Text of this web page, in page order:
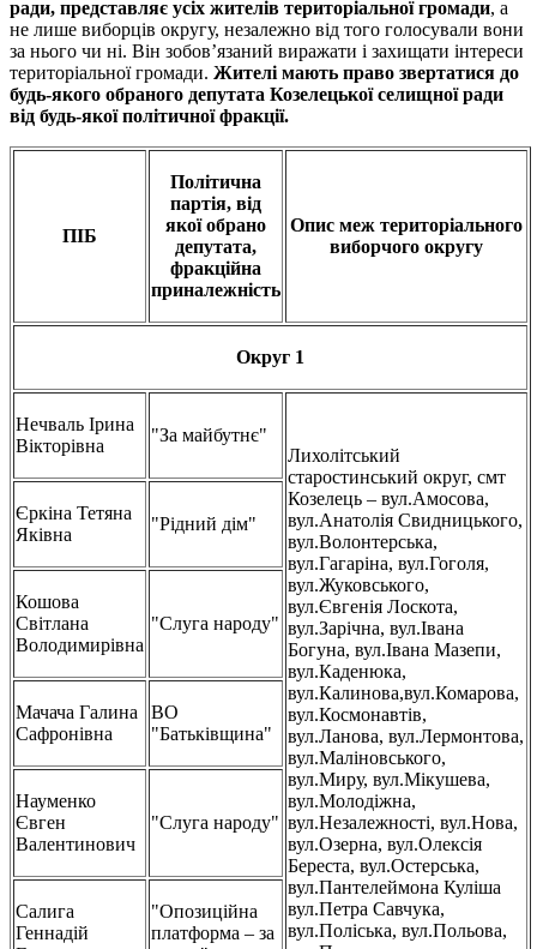
ради, представляє усіх жителів територіальної громади, а
не лише виборців округу, незалежно від того голосували вони
за нього чи ні. Він зобов’язаний виражати і захищати інтереси
територіальної громади. Жителі мають право звертатися до
будь-якого обраного депутата Козелецької селищної ради
від будь-якої політичної фракції.
ПІБ
Політична
партія, від
якої обрано
депутата,
фракційна
приналежність
Опис меж територіального
виборчого округу
Округ 1
Нечваль Ірина
Вікторівна
"За майбутнє"
Лихолітський
старостинський округ, смт
Козелець – вул.Амосова,
вул.Анатолія Свидницького,
вул.Волонтерська,
вул.Гагаріна, вул.Гоголя,
вул.Жуковського,
вул.Євгенія Лоскота,
вул.Зарічна, вул.Івана
Богуна, вул.Івана Мазепи,
вул.Каденюка,
вул.Калинова,вул.Комарова,
вул.Космонавтів,
вул.Ланова, вул.Лермонтова,
вул.Маліновського,
вул.Миру, вул.Мікушева,
вул.Молодіжна,
вул.Незалежності, вул.Нова,
вул.Озерна, вул.Олексія
Береста, вул.Остерська,
вул.Пантелеймона Куліша
вул.Петра Савчука,
вул.Поліська, вул.Польова,
Єркіна Тетяна
Яківна
"Рідний дім"
Кошова
Світлана
Володимирівна
"Слуга народу"
Мачача Галина
Сафронівна
ВО
"Батьківщина"
Науменко
Євген
Валентинович
"Слуга народу"
Салига
Геннадій
"Опозиційна
платформа – за